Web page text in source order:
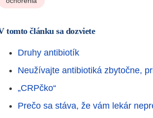
tomto článku sa dozviete
Druhy antibiotík
Neužívajte antibiotiká zbytočne,
„CRPčko“
Prečo sa stáva, že vám lekár